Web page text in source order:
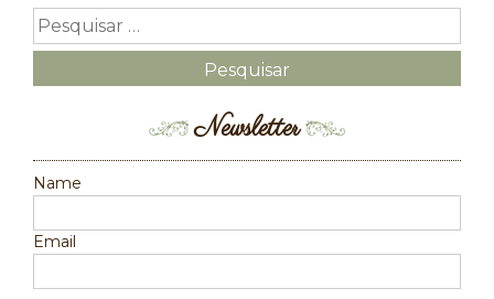
Newsletter
Name
Email